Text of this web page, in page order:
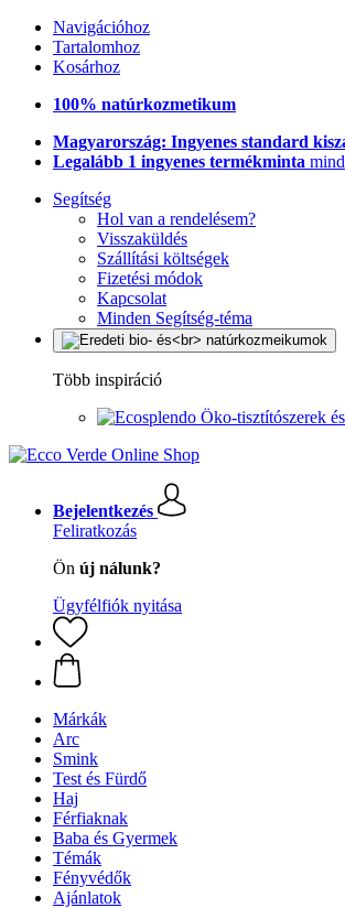
Navigációhoz
Tartalomhoz
Kosárhoz
100% natúrkozmetikum
Magyarország: Ingyenes standard
Legalább 1 ingyenes termékminta
Segítség
Hol van a rendelésem?
Visszaküldés
Szállítási költségek
Fizetési módok
Kapcsolat
Minden Segítség-téma
Több inspiráció
Öko-tisztítószerek
Bejelentkezés
Feliratkozás
Ön új nálunk?
Ügyfélfiók nyitása
Márkák
Arc
Smink
Test és Fürdő
Haj
Férfiaknak
Baba és Gyermek
Témák
Fényvédők
Ajánlatok